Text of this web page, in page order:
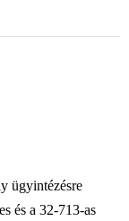
ügyintézésre
és a 32-713-as